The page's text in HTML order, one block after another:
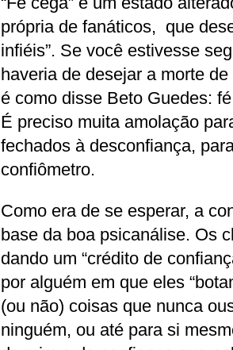
própria de fanáticos, que
infiéis”. Se você estivesse
haveria de desejar a morte
é como disse Beto Guedes:
É preciso muita amolação
fechados à desconfiança,
confiômetro.
Como era de se esperar, a
base da boa psicanálise. Os
dando um “crédito de
por alguém em que eles
(ou não) coisas que nunca
ninguém, ou até para si